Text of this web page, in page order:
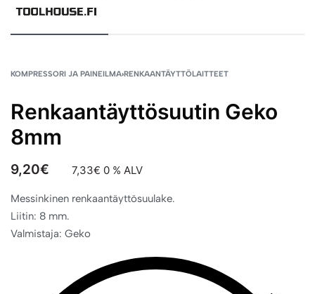
KOMPRESSORI JA PAINEILMA›RENKAANTÄYTTÖLAITTEET
Renkaantäyttösuutin Geko
8mm
9,20€ 7,33€ 0 % ALV
Messinkinen renkaantäyttösuulake.
Liitin: 8 mm.
Valmistaja: Geko